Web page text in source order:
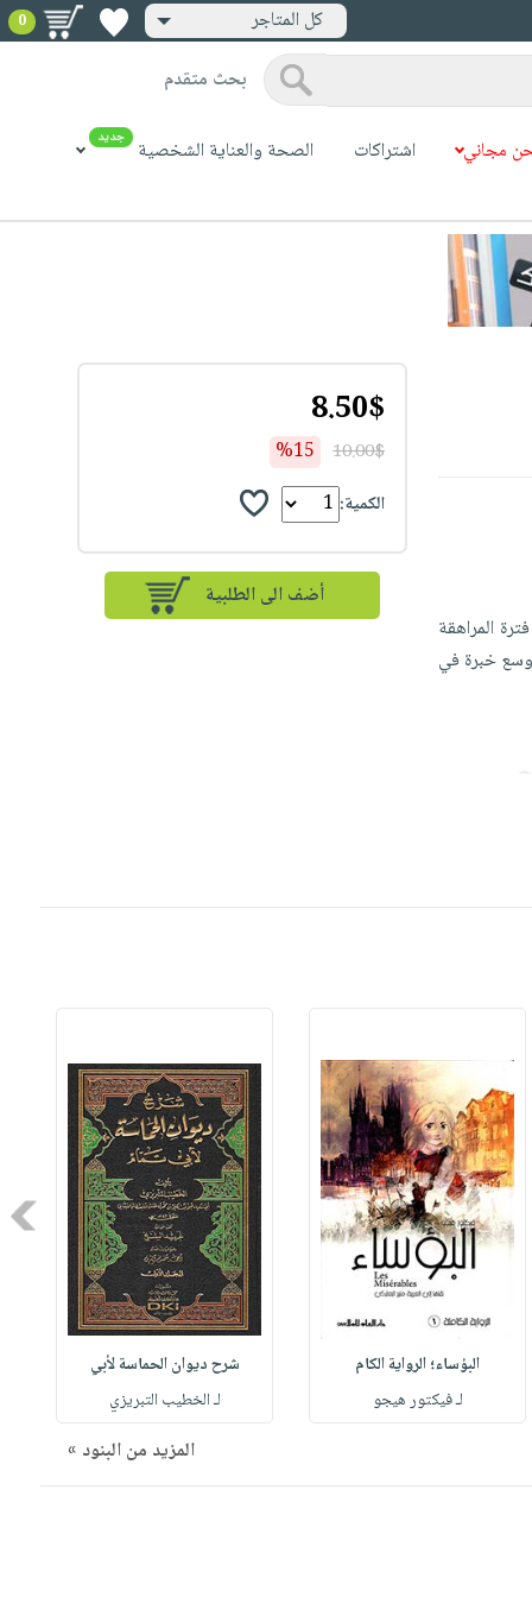
كل المتاجر 0
بحث متقدم
مجاني اشتراكات الصحة والعناية الشخصية جديد
المراهقة
خبرة في
8.50$
10.00$
%15
الكمية:
أضف الى الطلبية
البؤساء؛ الرواية الكام
لـ فيكتور هيجو
شرح ديوان الحماسة لأبي
لـ الخطيب التبريزي
المزيد من البنود »